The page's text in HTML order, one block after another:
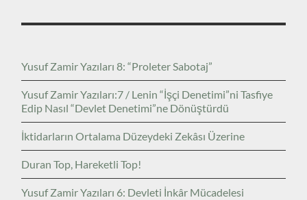
Yusuf Zamir Yazıları 8: “Proleter Sabotaj”
Yusuf Zamir Yazıları:7 / Lenin “İşçi Denetimi”ni Tasfiye
Edip Nasıl “Devlet Denetimi”ne Dönüştürdü
İktidarların Ortalama Düzeydeki Zekâsı Üzerine
Duran Top, Hareketli Top!
Yusuf Zamir Yazıları 6: Devleti İnkâr Mücadelesi